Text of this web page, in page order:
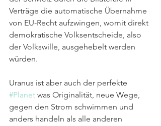
Verträge die automatische Übernahme
von EU-Recht aufzwingen, womit direkt
demokratische Volksentscheide, also
der Volkswille, ausgehebelt werden
würden.
Uranus ist aber auch der perfekte
#Planet was Originalität, neue Wege,
gegen den Strom schwimmen und
anders handeln als alle anderen